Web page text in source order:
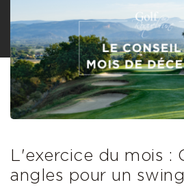
L'exercice du mois :
angles pour un